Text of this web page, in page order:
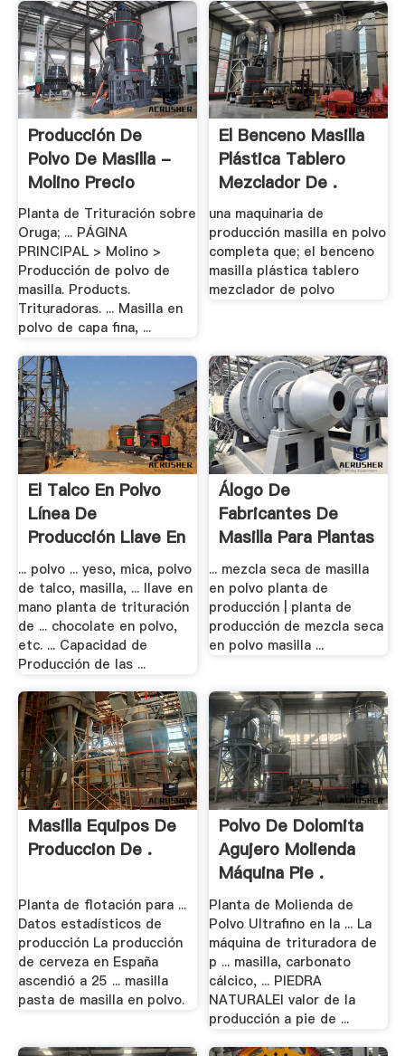
Producción De
Polvo De Masilla -
Molino Precio
Planta de Trituración sobre
Oruga; ... PÁGINA
PRINCIPAL > Molino >
Producción de polvo de
masilla. Products.
Trituradoras. ... Masilla en
polvo de capa fina, ...
El Benceno Masilla
Plástica Tablero
Mezclador De .
una maquinaria de
producción masilla en polvo
completa que; el benceno
masilla plástica tablero
mezclador de polvo
El Talco En Polvo
Línea De
Producción Llave En
Mano
... polvo ... yeso, mica, polvo
de talco, masilla, ... llave en
mano planta de trituración
de ... chocolate en polvo,
etc. ... Capacidad de
Producción de las ...
Álogo De
Fabricantes De
Masilla Para Plantas
.
... mezcla seca de masilla
en polvo planta de
producción | planta de
producción de mezcla seca
en polvo masilla ...
Masilla Equipos De
Produccion De .
Planta de flotación para ...
Datos estadísticos de
producción La producción
de cerveza en España
ascendió a 25 ... masilla
pasta de masilla en polvo.
Polvo De Dolomita
Agujero Molienda
Máquina Pie .
Planta de Molienda de
Polvo Ultrafino en la ... La
máquina de trituradora de
p ... masilla, carbonato
cálcico, ... PIEDRA
NATURALEl valor de la
producción a pie de ...